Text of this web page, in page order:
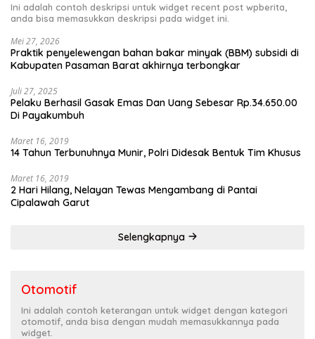
Ini adalah contoh deskripsi untuk widget recent post wpberita,
anda bisa memasukkan deskripsi pada widget ini.
Mei 27, 2026
Praktik penyelewengan bahan bakar minyak (BBM) subsidi di
Kabupaten Pasaman Barat akhirnya terbongkar
Juli 27, 2025
Pelaku Berhasil Gasak Emas Dan Uang Sebesar Rp.34.650.00
Di Payakumbuh
Maret 16, 2019
14 Tahun Terbunuhnya Munir, Polri Didesak Bentuk Tim Khusus
Maret 16, 2019
2 Hari Hilang, Nelayan Tewas Mengambang di Pantai
Cipalawah Garut
Selengkapnya
Otomotif
Ini adalah contoh keterangan untuk widget dengan kategori
otomotif, anda bisa dengan mudah memasukkannya pada
widget.